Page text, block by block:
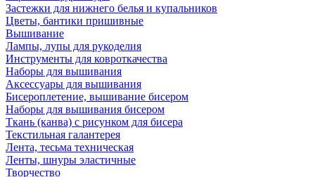
Застежки для нижнего белья и купальников
Цветы, бантики пришивные
Вышивание
Лампы, лупы для рукоделия
Инструменты для ковроткачества
Наборы для вышивания
Аксессуары для вышивания
Бисероплетение, вышивание бисером
Наборы для вышивания бисером
Ткань (канва) с рисунком для бисера
Текстильная галантерея
Лента, тесьма техническая
Ленты, шнуры эластичные
Творчество